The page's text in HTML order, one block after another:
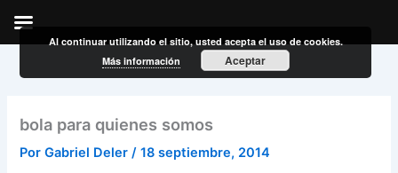
bola para quienes somos
PorGabriel Deler/18 septiembre, 2014
Al continuar utilizando el sitio, usted acepta el uso de cookies.
Más información
Aceptar